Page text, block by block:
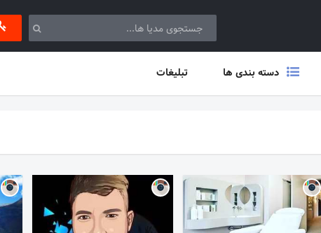
دسته بندی ها تبلیغات